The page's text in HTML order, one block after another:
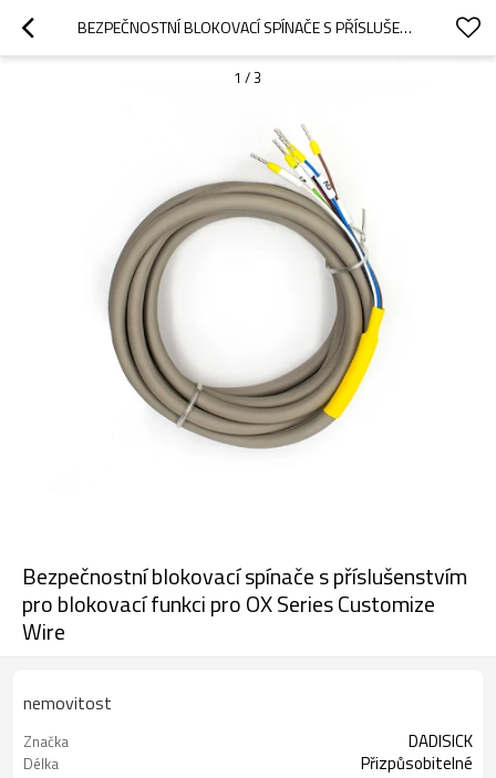
BEZPEČNOSTNÍ BLOKOVACÍ SPÍNAČE S PŘÍSLUŠENSTVÍM PRO BLOKOVACÍ FUNKCI PRO OX SERIES CUSTOMIZE WIRE
1 /3
Bezpečnostní blokovací spínače s příslušenstvím
pro blokovací funkci pro OX Series Customize
Wire
nemovitost
Značka DADISICK
Délka Přizpůsobitelné